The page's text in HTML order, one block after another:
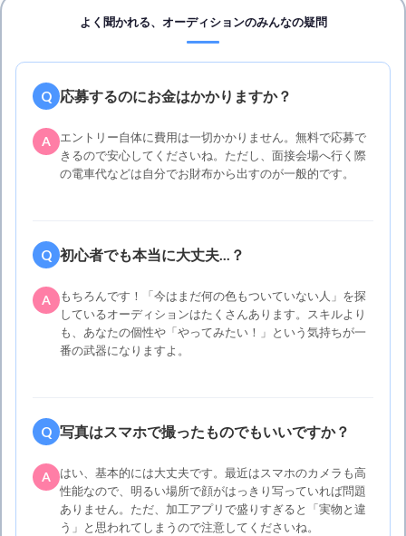
よく聞かれる、オーディションのみんなの疑問
Q 応募するのにお金はかかりますか？
A
エントリー自体に費用は一切かかりません。無料で応募で
きるので安心してくださいね。ただし、面接会場へ行く際
の電車代などは自分でお財布から出すのが一般的です。
Q 初心者でも本当に大丈夫...？
A
もちろんです！「今はまだ何の色もついていない人」を探
しているオーディションはたくさんあります。スキルより
も、あなたの個性や「やってみたい！」という気持ちが一
番の武器になりますよ。
Q 写真はスマホで撮ったものでもいいですか？
A
はい、基本的には大丈夫です。最近はスマホのカメラも高
性能なので、明るい場所で顔がはっきり写っていれば問題
ありません。ただ、加工アプリで盛りすぎると「実物と違
う」と思われてしまうので注意してくださいね。